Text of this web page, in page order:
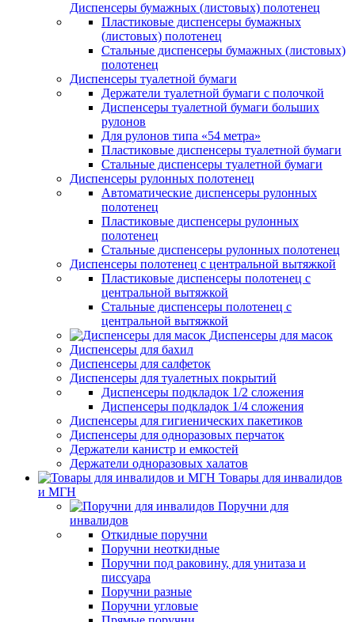
Диспенсеры бумажных (листовых) полотенец
Пластиковые диспенсеры бумажных
(листовых) полотенец
Стальные диспенсеры бумажных (листовых)
полотенец
Диспенсеры туалетной бумаги
Держатели туалетной бумаги с полочкой
Диспенсеры туалетной бумаги больших
рулонов
Для рулонов типа «54 метра»
Пластиковые диспенсеры туалетной бумаги
Стальные диспенсеры туалетной бумаги
Диспенсеры рулонных полотенец
Автоматические диспенсеры рулонных
полотенец
Пластиковые диспенсеры рулонных
полотенец
Стальные диспенсеры рулонных полотенец
Диспенсеры полотенец с центральной вытяжкой
Пластиковые диспенсеры полотенец с
центральной вытяжкой
Стальные диспенсеры полотенец с
центральной вытяжкой
Диспенсеры для масок
Диспенсеры для бахил
Диспенсеры для салфеток
Диспенсеры для туалетных покрытий
Диспенсеры подкладок 1/2 сложения
Диспенсеры подкладок 1/4 сложения
Диспенсеры для гигиенических пакетиков
Диспенсеры для одноразовых перчаток
Держатели канистр и емкостей
Держатели одноразовых халатов
Товары для инвалидов
и МГН
Поручни для
инвалидов
Откидные поручни
Поручни неоткидные
Поручни под раковину, для унитаза и
писсуара
Поручни разные
Поручни угловые